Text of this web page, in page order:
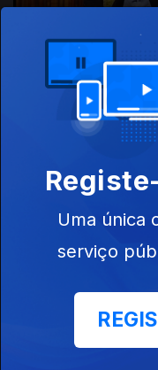
Uma única
serviço